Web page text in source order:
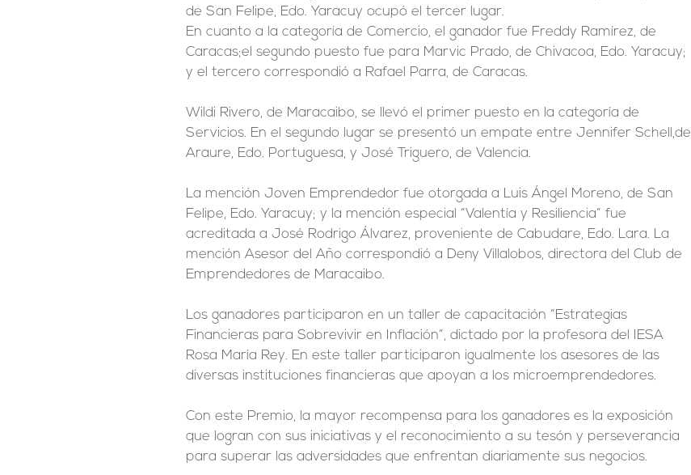
de San Felipe, Edo. Yaracuy ocupó el tercer lugar.
En cuanto a la categoría de Comercio, el ganador fue Freddy Ramírez, de
Caracas;el segundo puesto fue para Marvic Prado, de Chivacoa, Edo. Yaracuy;
y el tercero correspondió a Rafael Parra, de Caracas.
Wildi Rivero, de Maracaibo, se llevó el primer puesto en la categoría de
Servicios. En el segundo lugar se presentó un empate entre Jennifer Schell,de
Araure, Edo. Portuguesa, y José Triguero, de Valencia.
La mención Joven Emprendedor fue otorgada a Luis Ángel Moreno, de San
Felipe, Edo. Yaracuy; y la mención especial “Valentía y Resiliencia” fue
acreditada a José Rodrigo Álvarez, proveniente de Cabudare, Edo. Lara. La
mención Asesor del Año correspondió a Deny Villalobos, directora del Club de
Emprendedores de Maracaibo.
Los ganadores participaron en un taller de capacitación “Estrategias
Financieras para Sobrevivir en Inflación”, dictado por la profesora del IESA
Rosa María Rey. En este taller participaron igualmente los asesores de las
diversas instituciones financieras que apoyan a los microemprendedores.
Con este Premio, la mayor recompensa para los ganadores es la exposición
que logran con sus iniciativas y el reconocimiento a su tesón y perseverancia
para superar las adversidades que enfrentan diariamente sus negocios.